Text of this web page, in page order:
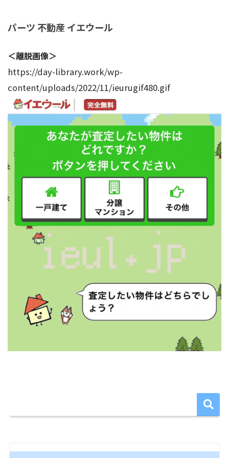
パーツ 不動産 イエウール
＜離脱画像＞
https://day-library.work/wp-
content/uploads/2022/11/ieurugif480.gif